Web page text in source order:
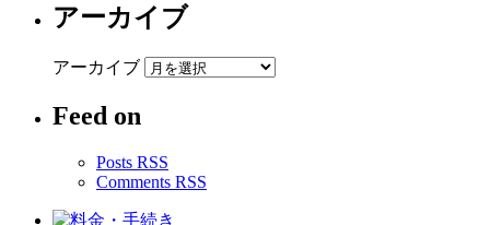
アーカイブ
アーカイブ
Feed on
Posts RSS
Comments RSS